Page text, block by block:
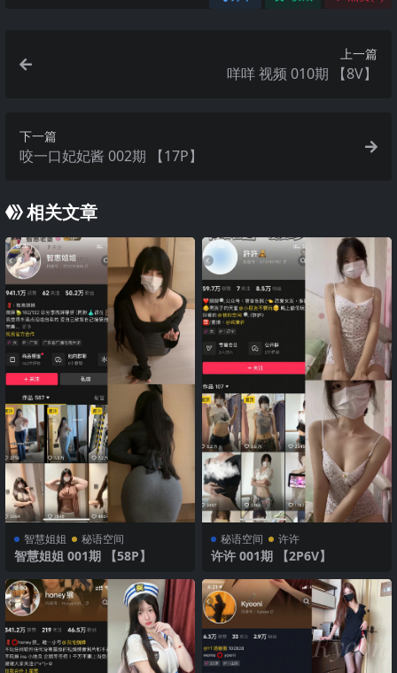
上一篇
咩咩 视频 010期 【8V】
下一篇
咬一口妃妃酱 002期 【17P】
相关文章
智慧姐姐 秘语空间
智慧姐姐 001期 【58P】
秘语空间 许许
许许 001期 【2P6V】